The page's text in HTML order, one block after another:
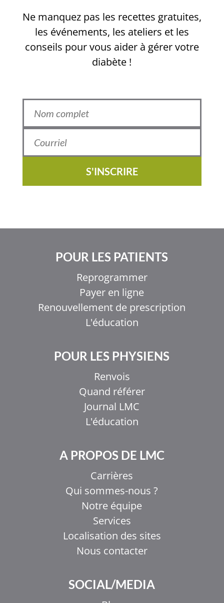
Ne manquez pas les recettes gratuites,
les événements, les ateliers et les
conseils pour vous aider à gérer votre
diabète !
S'INSCRIRE
POUR LES PATIENTS
Reprogrammer
Payer en ligne
Renouvellement de prescription
L'éducation
POUR LES PHYSIENS
Renvois
Quand référer
Journal LMC
L'éducation
A PROPOS DE LMC
Carrières
Qui sommes-nous ?
Notre équipe
Services
Localisation des sites
Nous contacter
SOCIAL/MEDIA